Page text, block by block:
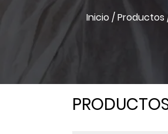
Inicio/Productos